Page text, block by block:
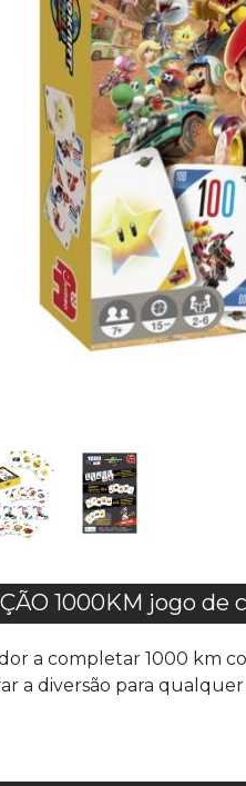
1000KM jogo
a completar 1000 km
a diversão para